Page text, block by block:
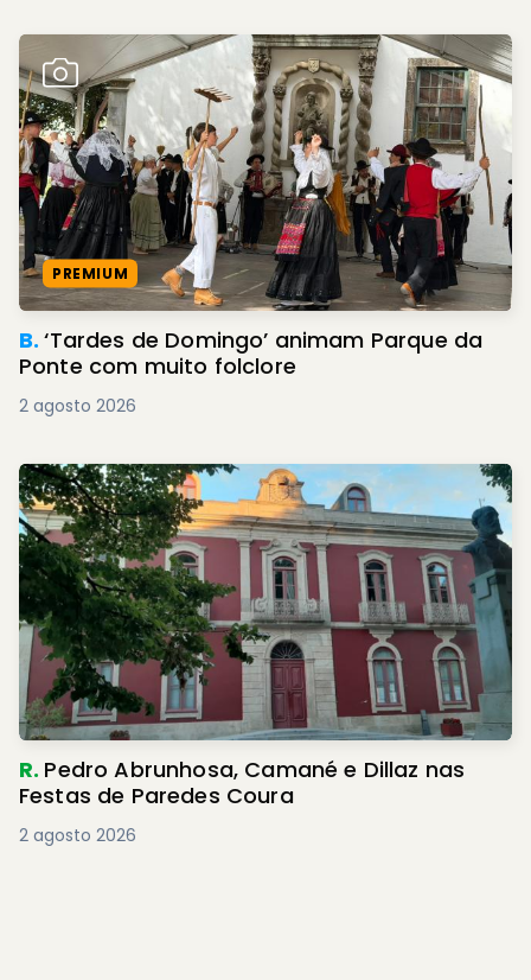
PREMIUM
B.‘Tardes de Domingo’ animam Parque da
Ponte com muito folclore
2 agosto 2026
R. Pedro Abrunhosa, Camané e Dillaz nas
Festas de Paredes Coura
2 agosto 2026